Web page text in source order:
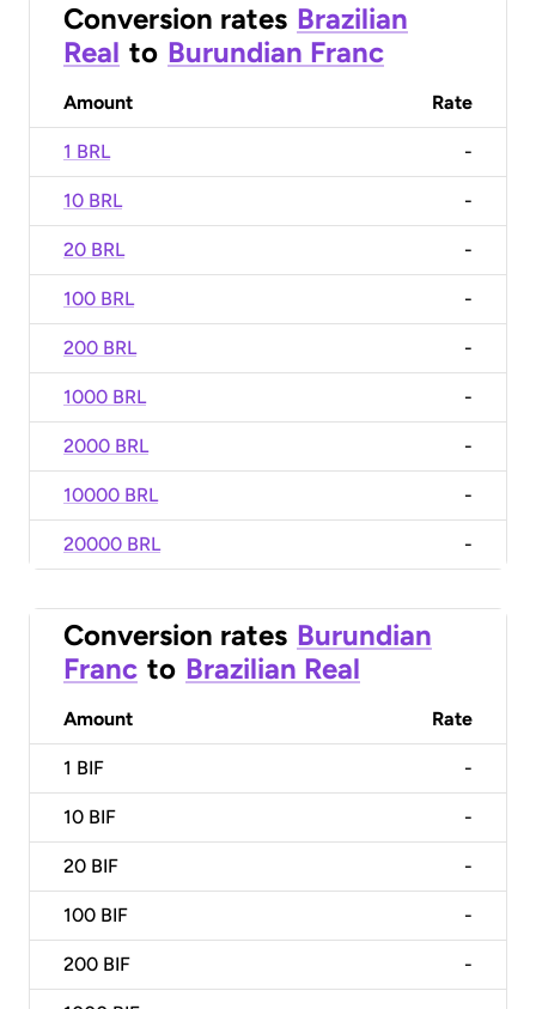
Conversion rates Brazilian
Real to Burundian Franc
Amount Rate
1 BRL -
10 BRL -
20 BRL -
100 BRL -
200 BRL -
1000 BRL -
2000 BRL -
10000 BRL -
20000 BRL -
Conversion rates Burundian
Franc to Brazilian Real
Amount Rate
1 BIF -
10 BIF -
20 BIF -
100 BIF -
200 BIF -